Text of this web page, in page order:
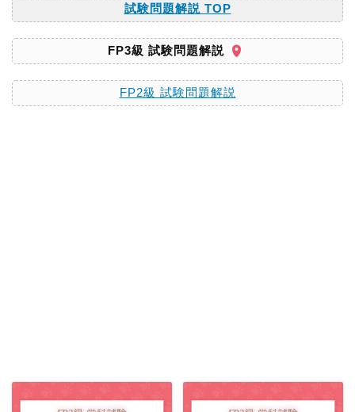
試験問題解説 TOP
FP3級 試験問題解説
FP2級 試験問題解説